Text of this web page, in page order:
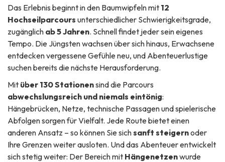
Das Erlebnis beginnt in den Baumwipfeln mit 12
Hochseilparcours unterschiedlicher Schwierigkeitsgrade,
zugänglich ab 5 Jahren. Schnell findet jeder sein eigenes
Tempo. Die Jüngsten wachsen über sich hinaus, Erwachsene
entdecken vergessene Gefühle neu, und Abenteuerlustige
suchen bereits die nächste Herausforderung.
Mit über 130 Stationensind die Parcours
abwechslungsreich und niemals eintönig:
Hängebrücken, Netze, technische Passagen und spielerische
Abfolgen sorgen für Vielfalt. Jede Route bietet einen
anderen Ansatz – so können Sie sichsanft steigernoder
Ihre Grenzen weiter ausloten. Und das Abenteuer entwickelt
sich stetig weiter: Der Bereich mit Hängenetzenwurde